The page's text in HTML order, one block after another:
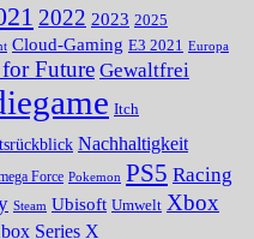
2022 2023 2025
Cloud-Gaming E3 2021 Europa
Future Gewaltfrei
Itch
Nachhaltigkeit
Force Pokemon PS5 Racing
Steam Ubisoft Umwelt Xbox
Series X